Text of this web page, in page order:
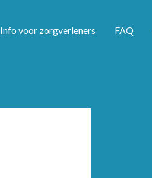
Info voor zorgverleners FAQ